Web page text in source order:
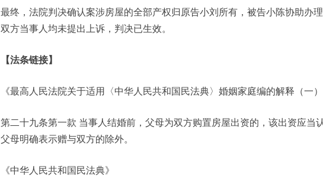
最终，法院判决确认案涉房屋的全部产权归原告小刘所有，被告小陈协助办
双方当事人均未提出上诉，判决已生效。
【法条链接】
《最高人民法院关于适用〈中华人民共和国民法典〉婚姻家庭编的解释（一）
第二十九条第一款 当事人结婚前，父母为双方购置房屋出资的，该出资应当
父母明确表示赠与双方的除外。
《中华人民共和国民法典》